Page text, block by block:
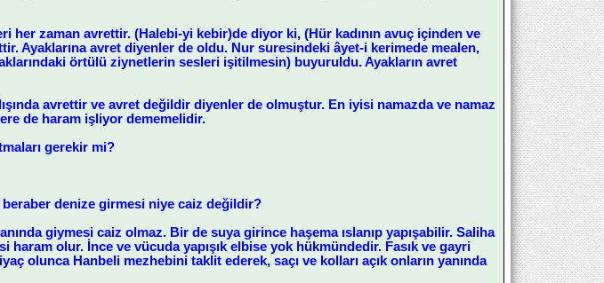
her zaman avrettir. (Halebi-yi kebir)de diyor ki, (Hür kadının avuç içinden ve
Ayaklarına avret diyenler de oldu. Nur suresindeki âyet-i kerimede mealen,
örtülü ziynetlerin sesleri işitilmesin) buyuruldu. Ayakların avret
avrettir ve avret değildir diyenler de olmuştur. En iyisi namazda ve namaz
de haram işliyor dememelidir.
gerekir mi?
beraber denize girmesi niye caiz değildir?
giymesi caiz olmaz. Bir de suya girince haşema ıslanıp yapışabilir. Saliha
haram olur. İnce ve vücuda yapışık elbise yok hükmündedir. Fasık ve gayri
olunca Hanbeli mezhebini taklit ederek, saçı ve kolları açık onların yanında